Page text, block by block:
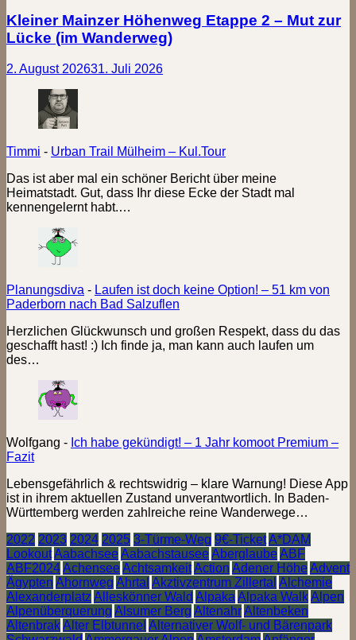
Kleiner Mainzer Höhenweg Etappe 2 – Mut zur
Lücke (im Wanderweg)
2. August 202631. Juli 2026
Timmi - Urban Trail Mülheim – Kul.Tour
Das ist aber mal ein schöner Bericht über meine
Heimatstadt. Gut, dass Ihr diese Ecke der Stadt mal
kennengelernt habt.…
Planungsdiva - Laufen ist doch keine Option! – 51 km von
Paderborn nach Bad Salzuflen
Herzlichen Glückwunsch und großen Respekt, dass du das
geschafft hast! :) Ich finde ja, man kann auch laufen um
des…
Wolfgang - Ich habe gekündigt! – 1 Jahr komoot Premium –
Fazit
Lebensgefährlich & rechtswidrig – klare Warnung! Diese App
ist in ihrem aktuellen Zustand unverantwortlich. In Baden-
Württemberg werden zahlreiche reine Wanderwege…
2022 2023 2024 2025 3-Türme-Weg 9€-TicketA*DAM
LookoutAabachseeAabachstauseeAberglaubeABF
ABF2024AchenseeAchtsamkeitAction Adener HöheAdvent
Ägypten Ahornweg Ahrtal Akztivzentrum Zillertal Alchemie
Alexanderplatz Alleskönner Wald Alpaka Alpaka WalkAlpen
Alpenüberquerung Alsumer Berg AltenahrAltenbeken
AltenbrakAlter Elbtunnel Alternativer Wolf- und Bärenpark